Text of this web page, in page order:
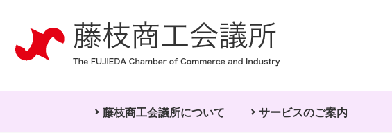
藤枝商工会議所について サービスのご案内